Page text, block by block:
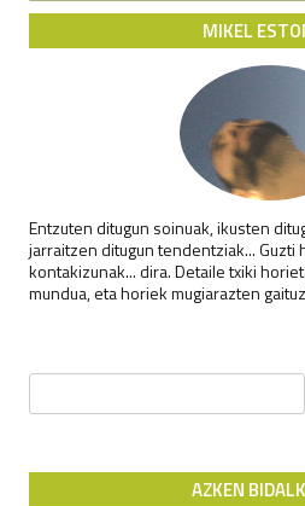
MIKEL
Entzuten ditugun soinuak, ikusten
jarraitzen ditugun tendentziak... Guzti
kontakizunak... dira. Detaile txiki
mundua, eta horiek mugiarazten
Bilatu:
AZKEN